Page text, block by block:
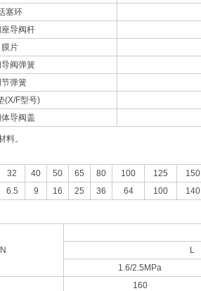
塞环
导阀杆
膜片
导阀弹簧
弹簧
(X/F型号)
导阀盖
料。
32 40 50 65 80 100 125 150
6.5 9 16 25 36 64 100 140
L
1.6/2.5MPa
160